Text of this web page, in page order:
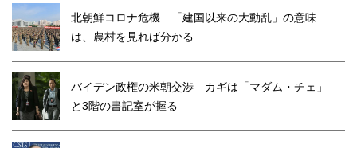
北朝鮮コロナ危機 「建国以来の大動乱」の意味
は、農村を見れば分かる
バイデン政権の米朝交渉 カギは「マダム・チェ」
と3階の書記室が握る